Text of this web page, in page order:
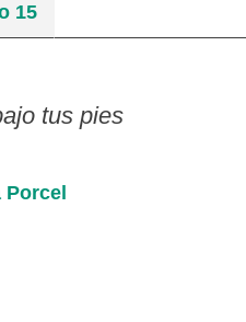
15
tus pies
Porcel